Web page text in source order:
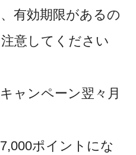
有効期限があるの
意してください
ャンペーン翌々月
ポイントにな